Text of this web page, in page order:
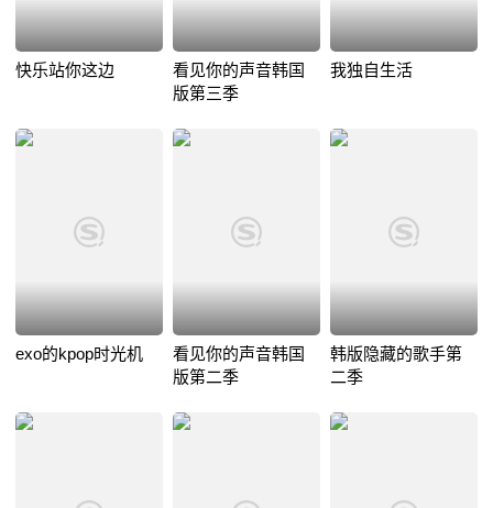
快乐站你这边
看见你的声音韩国
版第三季
我独自生活
exo的kpop时光机
看见你的声音韩国
版第二季
韩版隐藏的歌手第
二季